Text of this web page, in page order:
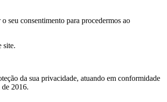
seu consentimento para procedermos ao
site.
da sua privacidade, atuando em conformidade
2016.